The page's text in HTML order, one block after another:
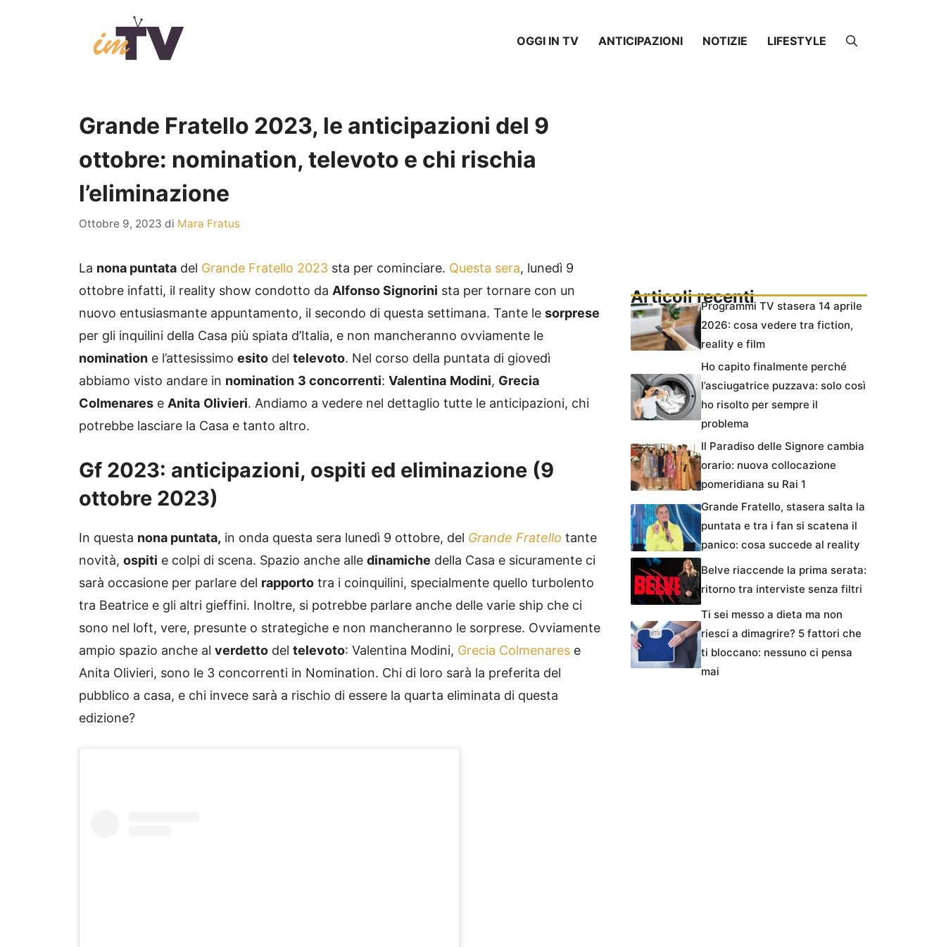
OGGI IN TV ANTICIPAZIONI NOTIZIE LIFESTYLE
Grande Fratello 2023, le anticipazioni del 9
ottobre: nomination, televoto e chi rischia
l’eliminazione
Ottobre 9, 2023 di Mara Fratus
La nona puntata del Grande Fratello 2023 sta per cominciare. Questa sera, lunedì 9
ottobre infatti, il reality show condotto da Alfonso Signorini sta per tornare con un
nuovo entusiasmante appuntamento, il secondo di questa settimana. Tante le sorprese
per gli inquilini della Casa più spiata d’Italia, e non mancheranno ovviamente le
nomination e l’attesissimo esito del televoto. Nel corso della puntata di giovedì
abbiamo visto andare in nomination 3 concorrenti: Valentina Modini, Grecia
Colmenares e Anita Olivieri. Andiamo a vedere nel dettaglio tutte le anticipazioni, chi
potrebbe lasciare la Casa e tanto altro.
Gf 2023: anticipazioni, ospiti ed eliminazione (9
ottobre 2023)
In questa nona puntata, in onda questa sera lunedì 9 ottobre, del Grande Fratello tante
novità, ospiti e colpi di scena. Spazio anche alle dinamiche della Casa e sicuramente ci
sarà occasione per parlare del rapporto tra i coinquilini, specialmente quello turbolento
tra Beatrice e gli altri gieffini. Inoltre, si potrebbe parlare anche delle varie ship che ci
sono nel loft, vere, presunte o strategiche e non mancheranno le sorprese. Ovviamente
ampio spazio anche al verdetto del televoto: Valentina Modini, Grecia Colmenares e
Anita Olivieri, sono le 3 concorrenti in Nomination. Chi di loro sarà la preferita del
pubblico a casa, e chi invece sarà a rischio di essere la quarta eliminata di questa
edizione?
Articoli recentiProgrammi TV stasera 14 aprile
2026: cosa vedere tra fiction,
reality e film
Ho capito finalmente perché
l’asciugatrice puzzava: solo così
ho risolto per sempre il
problema
Il Paradiso delle Signore cambia
orario: nuova collocazione
pomeridiana su Rai 1
Grande Fratello, stasera salta la
puntata e tra i fan si scatena il
panico: cosa succede al reality
Belve riaccende la prima serata:
ritorno tra interviste senza filtri
Ti sei messo a dieta ma non
riesci a dimagrire? 5 fattori che
ti bloccano: nessuno ci pensa
mai